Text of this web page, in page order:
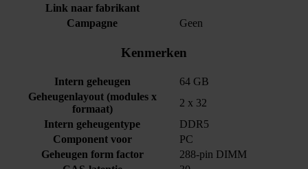
Link naar fabrikant
Campagne
Geen
Kenmerken
Intern geheugen
64 GB
Geheugenlayout (modules x
formaat)
2 x 32
Intern geheugentype
DDR5
Component voor
PC
Geheugen form factor
288-pin DIMM